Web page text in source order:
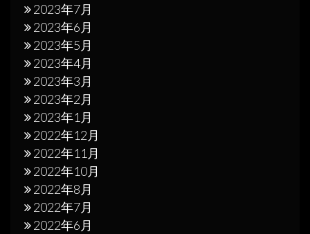
2023年7月
2023年6月
2023年5月
2023年4月
2023年3月
2023年2月
2023年1月
2022年12月
2022年11月
2022年10月
2022年8月
2022年7月
2022年6月